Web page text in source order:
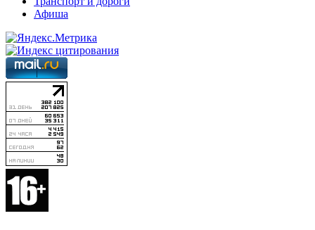
Афиша